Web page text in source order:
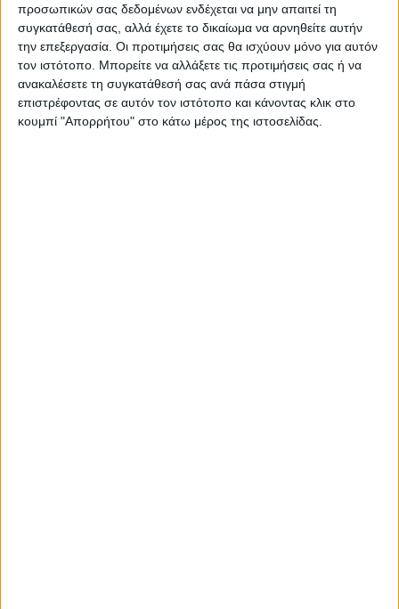
προσωπικών σας δεδομένων ενδέχεται να μην απαιτεί τη
συγκατάθεσή σας, αλλά έχετε το δικαίωμα να αρνηθείτε αυτήν
την επεξεργασία. Οι προτιμήσεις σας θα ισχύουν μόνο για αυτόν
τον ιστότοπο. Μπορείτε να αλλάξετε τις προτιμήσεις σας ή να
ανακαλέσετε τη συγκατάθεσή σας ανά πάσα στιγμή
επιστρέφοντας σε αυτόν τον ιστότοπο και κάνοντας κλικ στο
κουμπί "Απορρήτου" στο κάτω μέρος της ιστοσελίδας.
Όλες οι εξελίξεις στην περιοχή της
Καρδίτσας και ευρύτερα της Θεσσαλίας
ΠΡΟΗΓΟΥΜΕΝΟ ΑΡΘΡΟ
Κέρδισε στην παράταση την
ΕΠΟΜΕΝΟ ΑΡΘΡΟ
Δόθηκε παράταση στις